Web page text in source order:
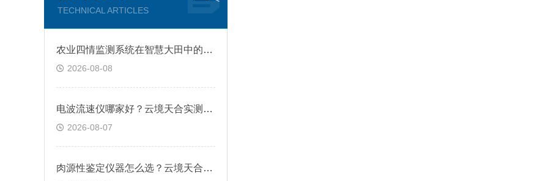
TECHNICAL ARTICLES
农业四情监测系统在智慧大田中的应用与管理
2026-08-08
电波流速仪哪家好？云境天合实测：重量不足1kg，单人手持即可完成野外测流
2026-08-07
肉源性鉴定仪器怎么选？云境天合设备便携设计+7寸触屏，野外快检不设限